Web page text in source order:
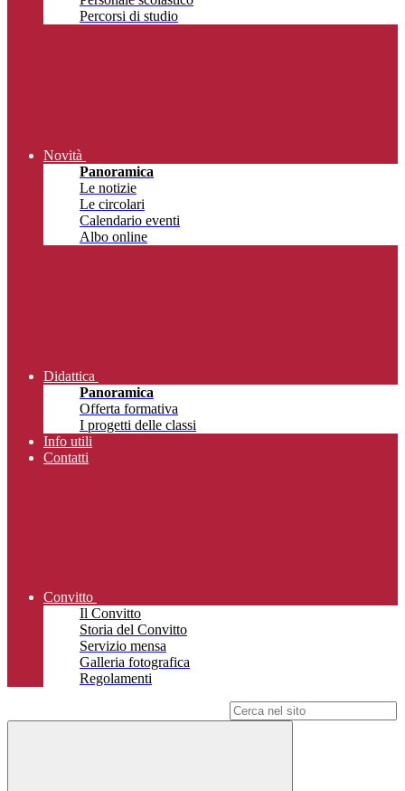
Percorsi di studio
Novità
Panoramica
Le notizie
Le circolari
Calendario eventi
Albo online
Didattica
Panoramica
Offerta formativa
I progetti delle classi
Info utili
Contatti
Convitto
Il Convitto
Storia del Convitto
Servizio mensa
Galleria fotografica
Regolamenti